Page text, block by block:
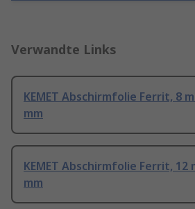
Verwandte Links
KEMET Abschirmfolie Ferrit, 8
mm
KEMET Abschirmfolie Ferrit, 12
mm